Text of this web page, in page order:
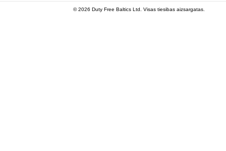
© 2026 Duty Free Baltics Ltd. Visas tiesibas aizsargatas.